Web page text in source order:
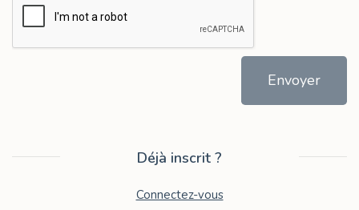
Envoyer
Déjà inscrit ?
Connectez-vous